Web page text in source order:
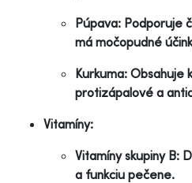
Púpava: Podporuje
má močopudné
Kurkuma: Obsahuje
protizápalové a
Vitamíny:
Vitamíny skupiny B:
a funkciu pečene.